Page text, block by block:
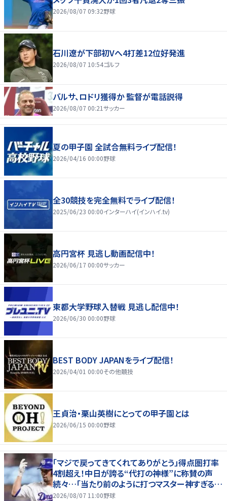
2026/08/07 09:32野球
石川遼が下部初Vへ4打差12位好発進
2026/08/07 10:54ゴルフ
バルサ、ロドリ獲得か 監督が電話説得
2026/08/07 00:21サッカー
夏の甲子園 全試合無料ライブ配信！
2026/04/16 00:00野球
全30競技を完全無料でライブ配信！
2025/06/23 00:00インターハイ(インハイ.tv)
高円宮杯 見逃し動画配信中！
2026/06/17 00:00サッカー
東都大学野球入替戦 見逃し配信中！
2026/06/30 00:00野球
BEST BODY JAPANをライブ配信！
2026/04/01 00:00その他競技
王貞治・栗山英樹にとっての甲子園とは
2026/06/15 00:00野球
「マジで戻ってきてくれてありがとう」得点圏打率
4割超え！中日が誇る“代打の神様”に称賛の声
続々…「当たり前のように打つマスター神すぎる」
「また初球で決めたな」
2026/08/07 11:00野球